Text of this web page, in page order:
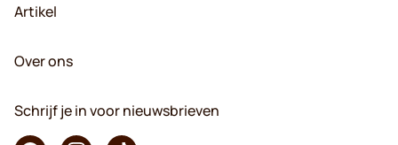
Artikel
Over ons
Schrijf je in voor nieuwsbrieven